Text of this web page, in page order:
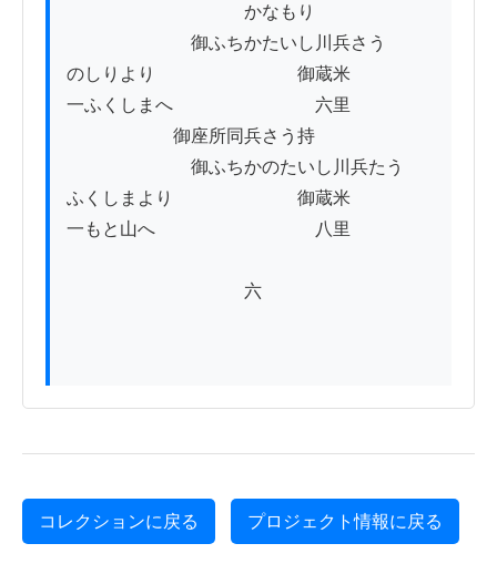
かなもり
御ふちかたいし川兵さう
のしりより　　　　　　　　御蔵米
一ふくしまへ　　　　　　　　六里
御座所同兵さう持
御ふちかのたいし川兵たう
ふくしまより　　　　　　　御蔵米
一もと山へ　　　　　　　　　八里
六
コレクションに戻る プロジェクト情報に戻る